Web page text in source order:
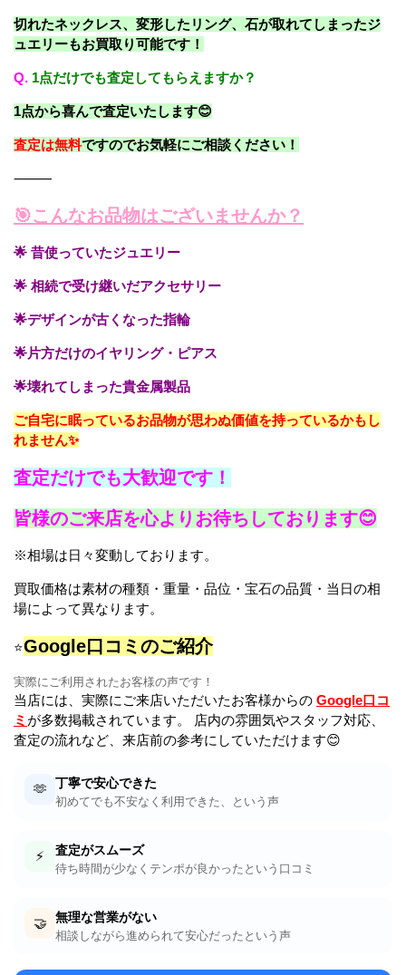
切れたネックレス、変形したリング、石が取れてしまったジ
ュエリーもお買取り可能です！
Q. 1点だけでも査定してもらえますか？
1点から喜んで査定いたします😊
査定は無料ですのでお気軽にご相談ください！
⸻
🎯こんなお品物はございませんか？
🌟 昔使っていたジュエリー
🌟 相続で受け継いだアクセサリー
🌟デザインが古くなった指輪
🌟片方だけのイヤリング・ピアス
🌟壊れてしまった貴金属製品
ご自宅に眠っているお品物が思わぬ価値を持っているかもし
れません✨
査定だけでも大歓迎です！
皆様のご来店を心よりお待ちしております😊
※相場は日々変動しております。
買取価格は素材の種類・重量・品位・宝石の品質・当日の相
場によって異なります。
⭐Google口コミのご紹介
実際にご利用されたお客様の声です！
当店には、実際にご来店いただいたお客様からの Google口コ
ミ が多数掲載されています。 店内の雰囲気やスタッフ対応、
査定の流れなど、来店前の参考にしていただけます😊
🫶 丁寧で安心できた
初めてでも不安なく利用できた、という声
⚡ 査定がスムーズ
待ち時間が少なくテンポが良かったという口コミ
🤝 無理な営業がない
相談しながら進められて安心だったという声